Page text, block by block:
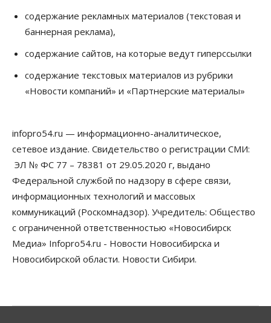
выстраивают системы защиты от атак БПЛА
07 Августа 2026, 09:00
Бизнес
листы на полмиллиарда рублей
07 Августа 2026, 08:00
привлекать к разработке новых лекарств в
России
06 Августа 2026, 19:00
Мировые И Федеральные Новости
Россия построит в Киргизии новый кампус КРСУ:
30 гектаров, 15 тысяч студентов и 30 миллиардов
рублей
06 Августа 2026, 18:40
Новосибирским студентам помогают
содержание рекламных материалов (текстовая и
баннерная реклама),
содержание сайтов, на которые ведут гиперссылки
содержание текстовых материалов из рубрики
«Новости компаний» и «Партнерские материалы»
infopro54.ru — информационно-аналитическое,
сетевое издание. Свидетельство о регистрации СМИ:
ЭЛ № ФС 77 – 78381 от 29.05.2020 г, выдано
Федеральной службой по надзору в сфере связи,
информационных технологий и массовых
коммуникаций (Роскомнадзор). Учредитель: Общество
с ограниченной ответственностью «Новосибирск
Медиа» Infopro54.ru - Новости Новосибирска и
Новосибирской области. Новости Сибири.